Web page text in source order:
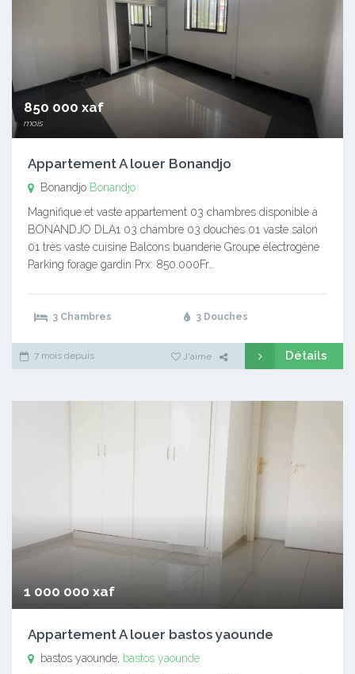
850 000 xaf
mois
Appartement A louer Bonandjo
Bonandjo Bonandjo
Magnifique et vaste appartement 03 chambres disponible à
BONANDJO DLA1 03 chambre 03 douches 01 vaste salon
01 très vaste cuisine Balcons buanderie Groupe électrogène
Parking forage gardin Prx: 850.000Fr…
3 Chambres 3 Douches
7 mois depuis J'aime Détails
1 000 000 xaf
Appartement A louer bastos yaounde
bastos yaounde, bastos yaounde